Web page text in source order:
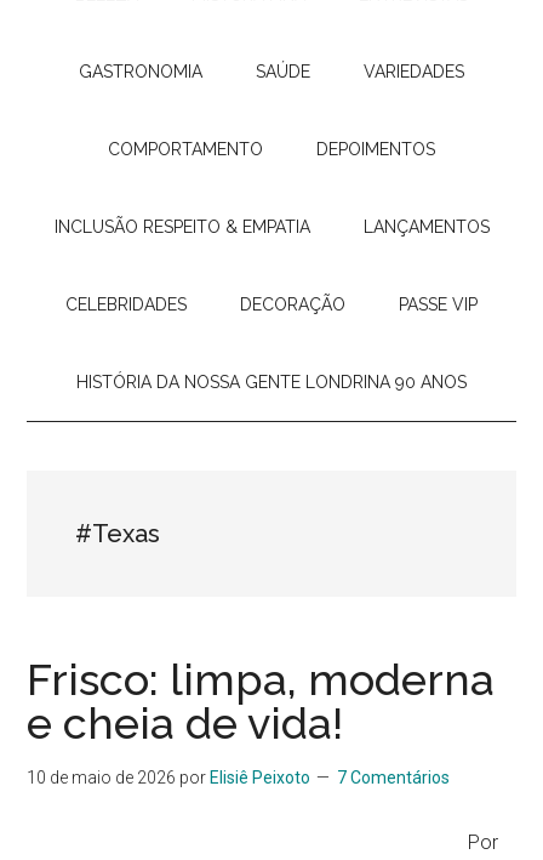
GASTRONOMIA SAÚDE VARIEDADES
COMPORTAMENTO DEPOIMENTOS
INCLUSÃO RESPEITO & EMPATIA LANÇAMENTOS
CELEBRIDADES DECORAÇÃO PASSE VIP
HISTÓRIA DA NOSSA GENTE LONDRINA 90 ANOS
#Texas
Frisco: limpa, moderna
e cheia de vida!
10 de maio de 2026 por Elisiê Peixoto 7 Comentários
Por